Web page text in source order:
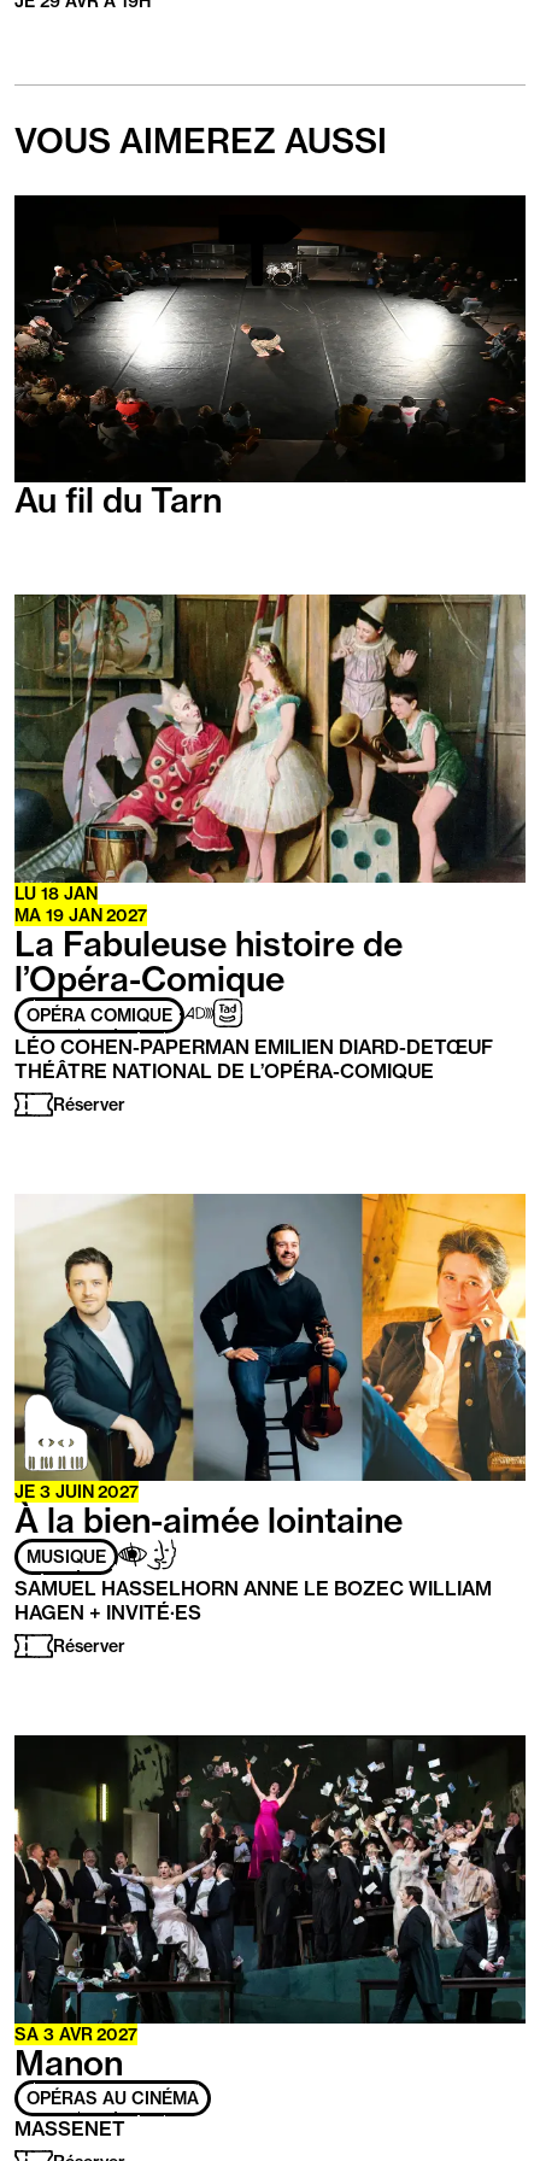
VOUS AIMEREZ AUSSI
Au fil du Tarn
La Fabuleuse histoire de
l’Opéra-Comique
LU 18 JAN
MA 19 JAN2027
OPÉRA COMIQUE Adapté
aux
personnes
ayant
Audiodescription
Transport
à
la
demande
LÉO COHEN-PAPERMAN EMILIEN DIARD-DETŒUF
THÉÂTRE NATIONAL DE L’OPÉRA-COMIQUE
En
savoir
plus
Réserver
À la bien-aimée lointaine
JE 3 JUIN 2027
MUSIQUE Adapté
aux
personnes
ayant
handicaps
Aveugles
/
Malvoyants
Handicap
mental
SAMUEL HASSELHORN ANNE LE BOZEC WILLIAM
HAGEN + INVITÉ·ES
savoir
Réserver
Manon
SA 3 AVR2027
OPÉRAS AU CINÉMA
MASSENET
plus